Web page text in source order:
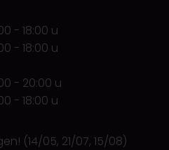
- 18:00 u
- 18:00 u
- 20:00 u
- 18:00 u
(14/05, 21/07, 15/08)